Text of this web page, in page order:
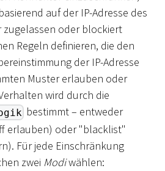
auf der IP-Adresse des
zugelassen oder blockiert
Regeln definieren, die den
der IP-Adresse
Muster erlauben oder
wird durch die
bestimmt – entweder
erlauben) oder "blacklist"
Für jede Einschränkung
zwei Modiwählen: